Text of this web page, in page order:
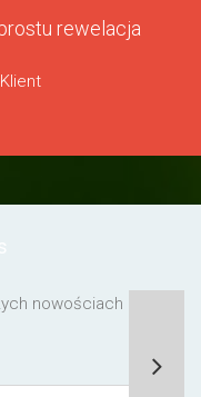
rewelacja
nowościach lub o